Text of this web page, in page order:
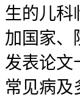
生的儿科
加国家、
发表论文
常见病及